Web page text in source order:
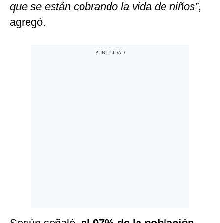
que se están cobrando la vida de niños”,
agregó.